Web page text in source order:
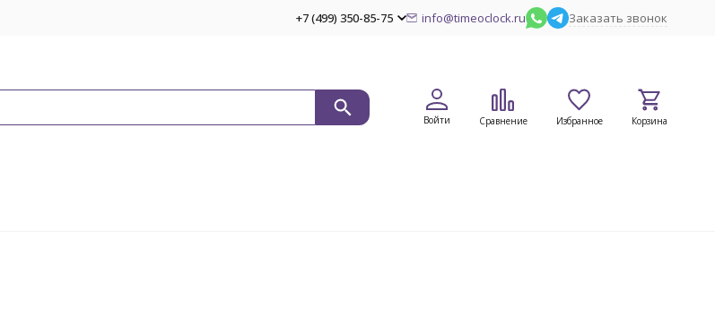
+7 (499) 350-85-75 info@timeoclock.ru Заказать звонок
Войти Сравнение Избранное Корзина